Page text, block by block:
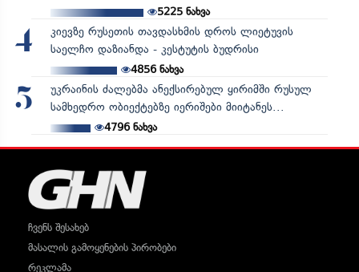
5225ნახვა
4
კიევზე რუსეთის თავდასხმის დროს ლიეტუვის
საელჩო დაზიანდა - კესტუტის ბუდრისი
4856ნახვა
5
უკრაინის ძალებმა ანექსირებულ ყირიმში რუსულ
სამხედრო ობიექტებზე იერიშები მიიტანეს...
4796ნახვა
ჩვენს შესახებ
მასალის გამოყენების პირობები
რეკლამა